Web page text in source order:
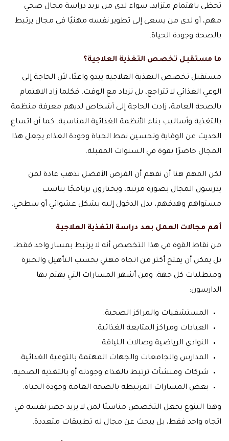
تحظى باهتمام متزايد، سواء لدى من يريد دراسة مجال صحي
مهم، أو لدى من يسعى إلى تطوير نفسه مهنيًا في مجال يرتبط
بالصحة وجودة الحياة.
ما مستقبل تخصص التغذية العلاجية؟
مستقبل تخصص التغذية العلاجية يبدو واعدًا، لأن الحاجة إلى
الوعي الغذائي لا تتراجع، بل تزداد مع الوقت. فكلما زاد الاهتمام
بالصحة العامة، زادت الحاجة إلى أشخاص لديهم معرفة منظمة
بالتغذية وأساليب بناء الأنظمة الغذائية المناسبة. كما أن اتساع
الحديث عن الوقاية وتحسين نمط الحياة وجودة الغذاء يجعل هذا
المجال حاضرًا بقوة في السنوات المقبلة.
لكن المهم هنا أن نفهم أن الفرص الأفضل تذهب عادة لمن
يدرسون المجال بصورة مرتبة، ويختارون برنامجًا يناسب
مستواهم وهدفهم، بدل الدخول إليه بشكل عشوائي أو سطحي.
أهم مجالات العمل بعد دراسة التغذية العلاجية
من نقاط القوة في هذا التخصص أنه لا يرتبط بمسار واحد فقط،
بل يمكن أن يفتح أكثر من اتجاه مهني بحسب التأهيل والخبرة
ومتطلبات كل جهة. ومن أشهر المسارات التي يهتم بها
الدارسون:
المستشفيات والمراكز الصحية.
العيادات ومراكز المتابعة الغذائية.
النوادي الرياضية وصالات اللياقة.
المدارس والجامعات والجهات المهتمة بالتوعية الغذائية.
شركات ومنشآت ترتبط بالغذاء وجودته أو بالتغذية الصحية.
بعض المسارات المرتبطة بالصحة العامة وجودة الحياة.
وهذا التنوع يجعل التخصص مناسبًا لمن لا يريد حصر نفسه في
اتجاه واحد فقط، بل يبحث عن مجال له تطبيقات متعددة.